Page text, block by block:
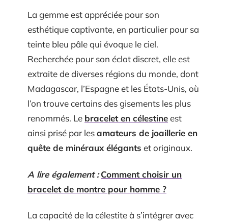
La gemme est appréciée pour son
esthétique captivante, en particulier pour sa
teinte bleu pâle qui évoque le ciel.
Recherchée pour son éclat discret, elle est
extraite de diverses régions du monde, dont
Madagascar, l’Espagne et les États-Unis, où
l’on trouve certains des gisements les plus
renommés. Le bracelet en célestineest
ainsi prisé par lesamateurs de joaillerie en
quête de minéraux élégants et originaux.
A lire également : Comment choisir un
bracelet de montre pour homme ?
La capacité de la célestite à s’intégrer avec